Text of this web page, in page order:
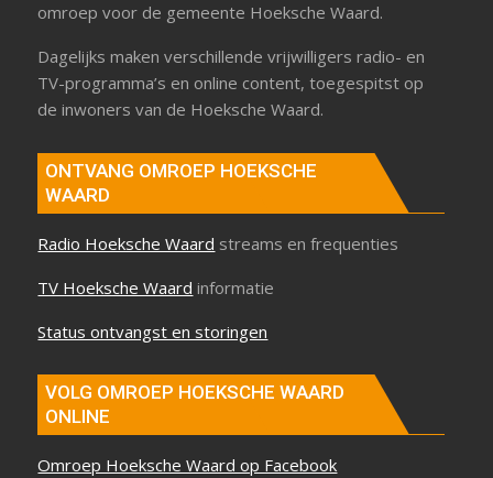
omroep voor de gemeente Hoeksche Waard.
Dagelijks maken verschillende vrijwilligers radio- en
TV-programma’s en online content, toegespitst op
de inwoners van de Hoeksche Waard.
ONTVANG OMROEP HOEKSCHE
WAARD
Radio Hoeksche Waard streams en frequenties
TV Hoeksche Waard informatie
Status ontvangst en storingen
VOLG OMROEP HOEKSCHE WAARD
ONLINE
Omroep Hoeksche Waard op Facebook